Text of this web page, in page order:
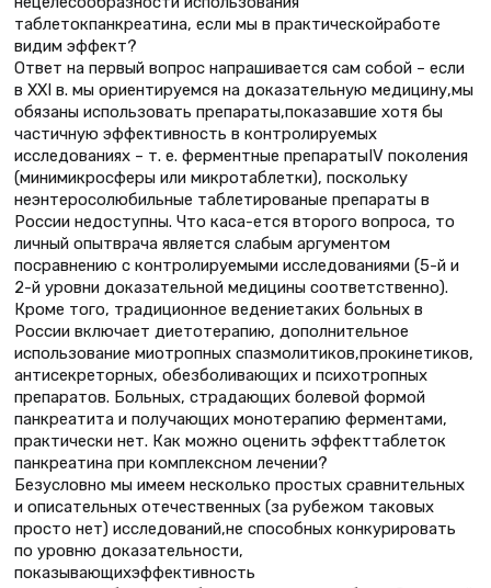
таблетокпанкреатина, если мы в практическойработе
видим эффект?
Ответ на первый вопрос напрашивается сам собой – если
в XXI в. мы ориентируемся на доказательную медицину,мы
обязаны использовать препараты,показавшие хотя бы
частичную эффективность в контролируемых
исследованиях – т. е. ферментные препаратыIV поколения
(минимикросферы или микротаблетки), поскольку
неэнтеросолюбильные таблетированые препараты в
России недоступны. Что каса-ется второго вопроса, то
личный опытврача является слабым аргументом
посравнению с контролируемыми исследованиями (5-й и
2-й уровни доказательной медицины соответственно).
Кроме того, традиционное ведениетаких больных в
России включает диетотерапию, дополнительное
использование миотропных спазмолитиков,прокинетиков,
антисекреторных, обезболивающих и психотропных
препаратов. Больных, страдающих болевой формой
панкреатита и получающих монотерапию ферментами,
практически нет. Как можно оценить эффекттаблеток
панкреатина при комплексном лечении?
Безусловно мы имеем несколько простых сравнительных
и описательных отечественных (за рубежом таковых
просто нет) исследований,не способных конкурировать
по уровню доказательности,
показывающихэффективность